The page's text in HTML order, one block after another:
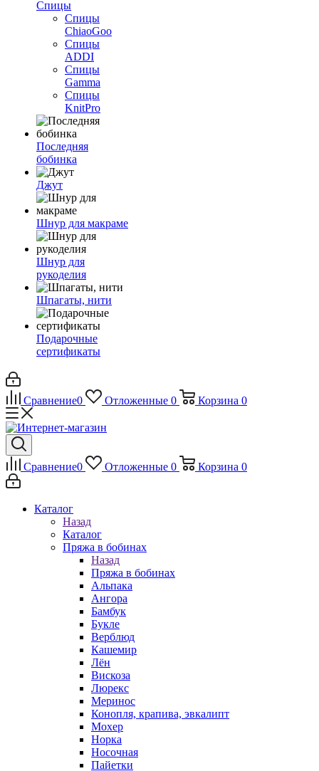
Спицы
Спицы
ChiaoGoo
Спицы
ADDI
Спицы
Gamma
Спицы
KnitPro
Последняя
бобинка
Джут
Шнур для макраме
Шнур для
рукоделия
Шпагаты, нити
Подарочные
сертификаты
Сравнение0 Отложенные 0 Корзина 0
Сравнение0 Отложенные 0 Корзина 0
Каталог
Назад
Каталог
Пряжа в бобинах
Назад
Пряжа в бобинах
Альпака
Ангора
Бамбук
Букле
Верблюд
Кашемир
Лён
Вискоза
Люрекс
Меринос
Конопля, крапива, эвкалипт
Мохер
Норка
Носочная
Пайетки